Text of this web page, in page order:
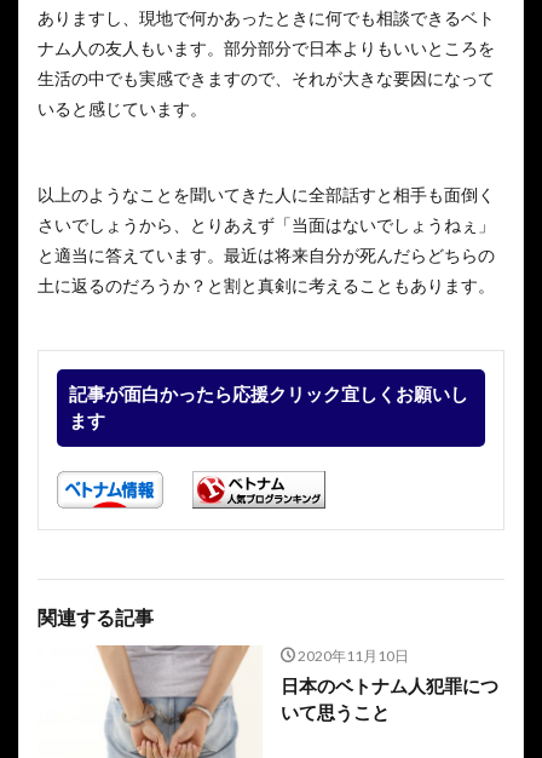
ありますし、現地で何かあったときに何でも相談できるベト
ナム人の友人もいます。部分部分で日本よりもいいところを
生活の中でも実感できますので、それが大きな要因になって
いると感じています。
以上のようなことを聞いてきた人に全部話すと相手も面倒く
さいでしょうから、とりあえず「当面はないでしょうねぇ」
と適当に答えています。最近は将来自分が死んだらどちらの
土に返るのだろうか？と割と真剣に考えることもあります。
記事が面白かったら応援クリック宜しくお願いし
ます
関連する記事
2020年11月10日
日本のベトナム人犯罪につ
いて思うこと